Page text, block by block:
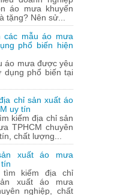
áo mưa khuyến
tặng? Nên sử...
các mẫu áo mưa
phổ biến hiện
áo mưa được yêu
dụng phổ biến tại
chỉ sản xuất áo
uy tín
kiếm địa chỉ sản
TPHCM chuyên
chất lượng...
xuất áo mưa
tìm kiếm địa chỉ
xuất áo mưa
nghiệp, chất